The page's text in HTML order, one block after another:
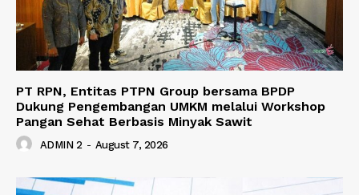
PT RPN, Entitas PTPN Group bersama BPDP
Dukung Pengembangan UMKM melalui Workshop
Pangan Sehat Berbasis Minyak Sawit
ADMIN 2 - August 7, 2026